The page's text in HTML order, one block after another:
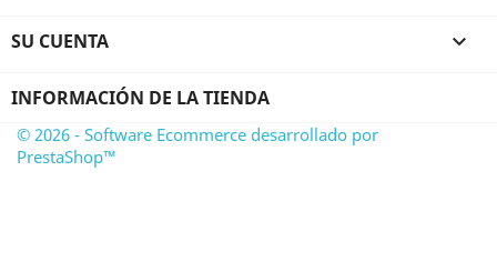
SU CUENTA 
INFORMACIÓN DE LA TIENDA
© 2026 - Software Ecommerce desarrollado por
PrestaShop™